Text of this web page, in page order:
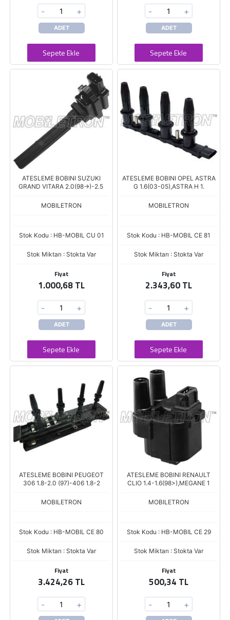
- +
ADET
Sepete Ekle
- +
ADET
Sepete Ekle
ATESLEME BOBINI SUZUKI
GRAND VITARA 2.0(98->)-2.5
MOBILETRON
Stok Kodu : HB-MOBIL CU 01
Stok Miktarı : Stokta Var
Fiyat
1.000,68 TL
- +
ADET
Sepete Ekle
ATESLEME BOBINI OPEL ASTRA
G 1.6(03-05),ASTRA H 1.
MOBILETRON
Stok Kodu : HB-MOBIL CE 81
Stok Miktarı : Stokta Var
Fiyat
2.343,60 TL
- +
ADET
Sepete Ekle
ATESLEME BOBINI PEUGEOT
306 1.8-2.0 (97)-406 1.8-2
MOBILETRON
Stok Kodu : HB-MOBIL CE 80
Stok Miktarı : Stokta Var
Fiyat
3.424,26 TL
- +
ATESLEME BOBINI RENAULT
CLIO 1.4-1.6(98>),MEGANE 1
MOBILETRON
Stok Kodu : HB-MOBIL CE 29
Stok Miktarı : Stokta Var
Fiyat
500,34 TL
- +